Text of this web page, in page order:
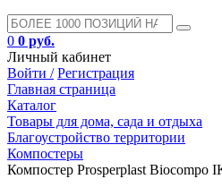
0 0 руб.
Личный кабинет
Войти / Регистрация
Главная страница
Каталог
Товары для дома, сада и отдыха
Благоустройство территории
Компостеры
Компостер Prosperplast Biocompo